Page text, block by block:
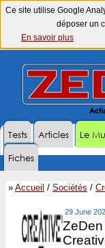
Ce site utilise Google
déposer un
En savoir plus
Tests Articles Le
Fiches
» Accueil / Sociétés /
29 June